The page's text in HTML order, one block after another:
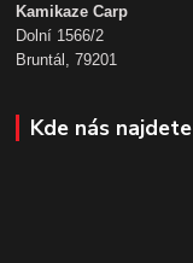
Kamikaze Carp
Dolní 1566/2
Bruntál, 79201
Kde nás najdete